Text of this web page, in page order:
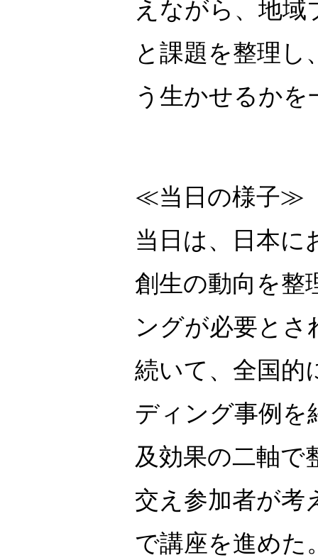
えながら、地
と課題を整理し
う生かせるか
≪当日の様子≫
当日は、日本に
創生の動向を整
ングが必要とさ
続いて、全国的
ディング事例を
及効果の二軸で
交え参加者が考
で講座を進めた